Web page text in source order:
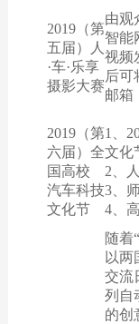
2019（第
五届）人
·车·乐享
摄影大赛
由观
智能
视频
后可
邮箱
2019（第
六届）全
国高校
汽车科技
文化节
1、
文化
2、
3、
4、
随着
以两
交流
列自
的创